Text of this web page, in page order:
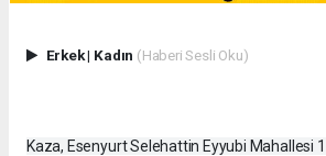
Erkek| Kadın (Haberi Sesli Oku)
Kaza, Esenyurt Selehattin Eyyubi Mahallesi